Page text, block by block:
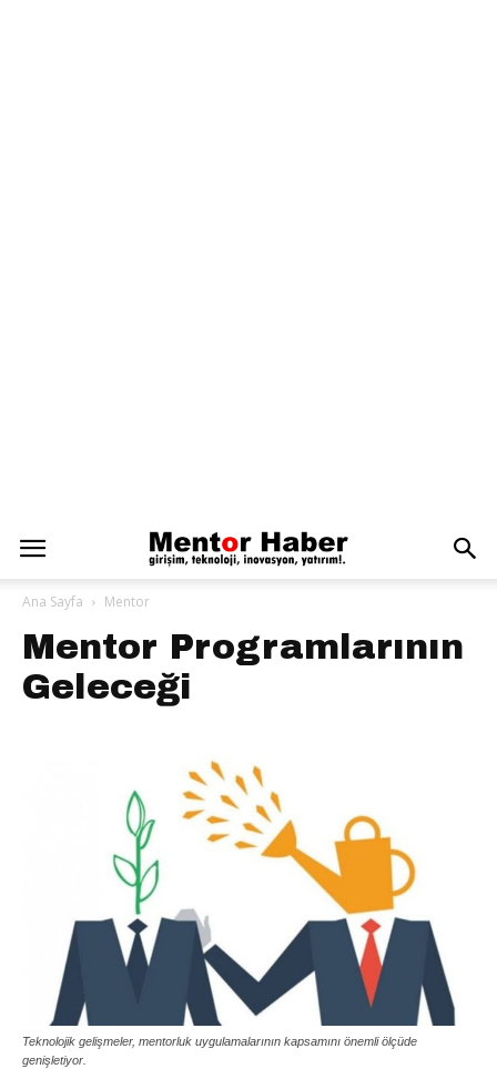
Ana Sayfa Mentor
Mentor Programlarının
Geleceği
Teknolojik gelişmeler, mentorluk uygulamalarının kapsamını önemli ölçüde
genişletiyor.